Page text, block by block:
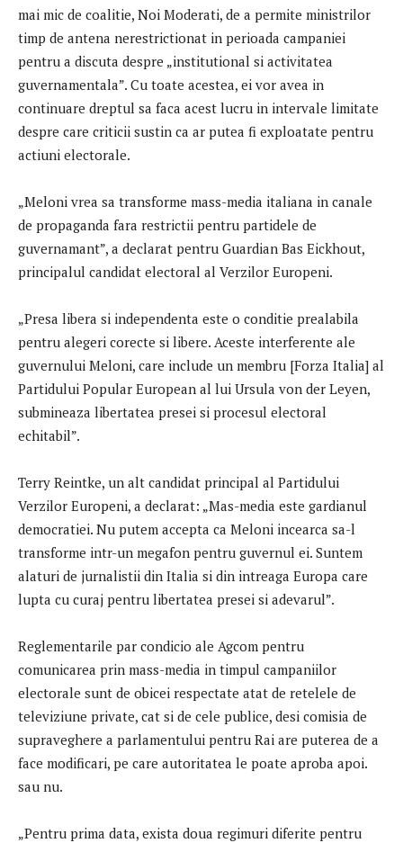
mai mic de coalitie, Noi Moderati, de a permite ministrilor
timp de antena nerestrictionat in perioada campaniei
pentru a discuta despre „institutional si activitatea
guvernamentala”. Cu toate acestea, ei vor avea in
continuare dreptul sa faca acest lucru in intervale limitate
despre care criticii sustin ca ar putea fi exploatate pentru
actiuni electorale.
„Meloni vrea sa transforme mass-media italiana in canale
de propaganda fara restrictii pentru partidele de
guvernamant”, a declarat pentru Guardian Bas Eickhout,
principalul candidat electoral al Verzilor Europeni.
„Presa libera si independenta este o conditie prealabila
pentru alegeri corecte si libere. Aceste interferente ale
guvernului Meloni, care include un membru [Forza Italia] al
Partidului Popular European al lui Ursula von der Leyen,
submineaza libertatea presei si procesul electoral
echitabil”.
Terry Reintke, un alt candidat principal al Partidului
Verzilor Europeni, a declarat: „Mas-media este gardianul
democratiei. Nu putem accepta ca Meloni incearca sa-l
transforme intr-un megafon pentru guvernul ei. Suntem
alaturi de jurnalistii din Italia si din intreaga Europa care
lupta cu curaj pentru libertatea presei si adevarul”.
Reglementarile par condicio ale Agcom pentru
comunicarea prin mass-media in timpul campaniilor
electorale sunt de obicei respectate atat de retelele de
televiziune private, cat si de cele publice, desi comisia de
supraveghere a parlamentului pentru Rai are puterea de a
face modificari, pe care autoritatea le poate aproba apoi.
sau nu.
„Pentru prima data, exista doua regimuri diferite pentru